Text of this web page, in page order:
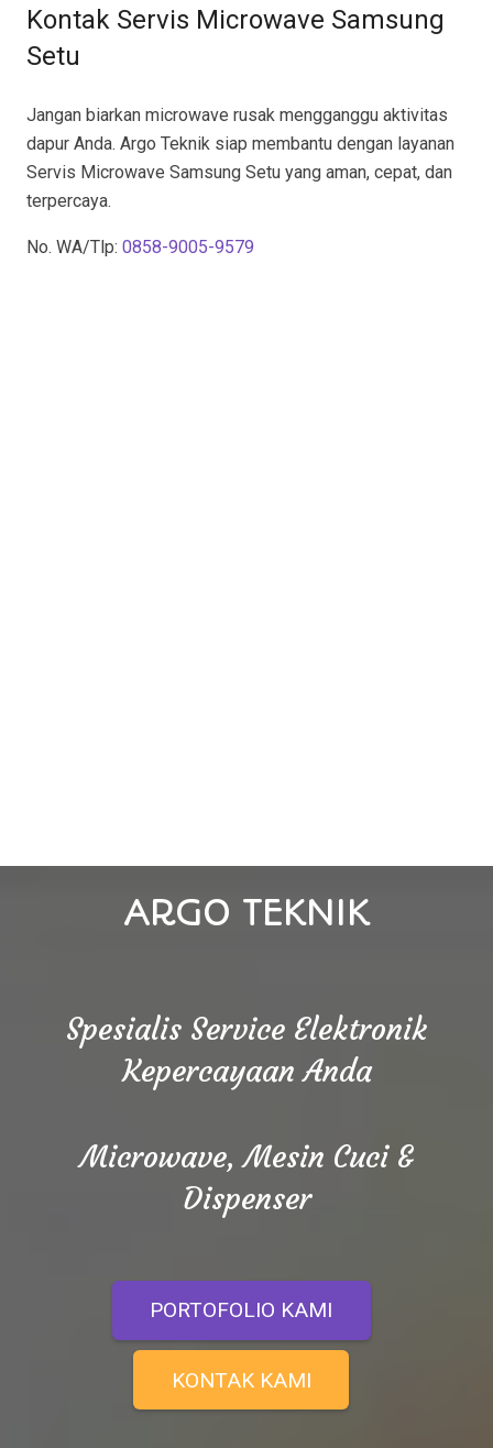
Kontak Servis Microwave Samsung
Setu
Jangan biarkan microwave rusak mengganggu aktivitas
dapur Anda. Argo Teknik siap membantu dengan layanan
Servis Microwave Samsung Setu yang aman, cepat, dan
terpercaya.
No. WA/Tlp: 0858-9005-9579
ARGO TEKNIK
Spesialis Service Elektronik
Kepercayaan Anda
Microwave, Mesin Cuci &
Dispenser
PORTOFOLIO KAMI
KONTAK KAMI